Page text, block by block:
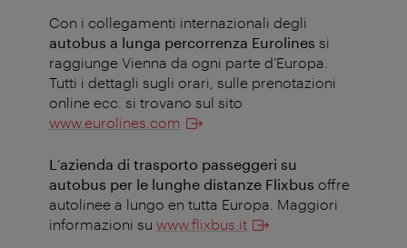
Con i collegamenti internazionali degli
autobus a lunga percorrenza Eurolines si
raggiunge Vienna da ogni parte d’Europa.
Tutti i dettagli sugli orari, sulle prenotazioni
online ecc. si trovano sul sito
www.eurolines.com
L ’azienda di trasporto passeggeri su
autobus per le lunghe distanze Flixbus offre
autolinee a lungo en tutta Europa. Maggiori
informazioni su www.flixbus.it